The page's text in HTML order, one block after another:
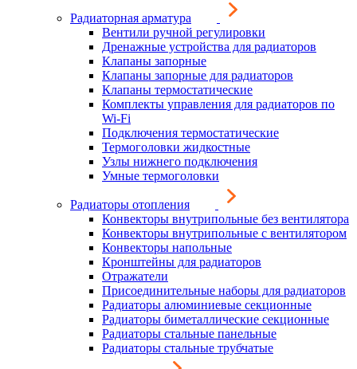
Радиаторная арматура
Вентили ручной регулировки
Дренажные устройства для радиаторов
Клапаны запорные
Клапаны запорные для радиаторов
Клапаны термостатические
Комплекты управления для радиаторов по
Wi-Fi
Подключения термостатические
Термоголовки жидкостные
Узлы нижнего подключения
Умные термоголовки
Радиаторы отопления
Конвекторы внутрипольные без вентилятора
Конвекторы внутрипольные с вентилятором
Конвекторы напольные
Кронштейны для радиаторов
Отражатели
Присоединительные наборы для радиаторов
Радиаторы алюминиевые секционные
Радиаторы биметаллические секционные
Радиаторы стальные панельные
Радиаторы стальные трубчатые